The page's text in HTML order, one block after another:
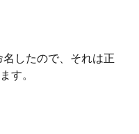
したので、それは正
す。